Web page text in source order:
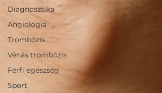
Diagnosztika
Angiológia
Trombózis
Vénás trombózis
Férfi egészség
Sport